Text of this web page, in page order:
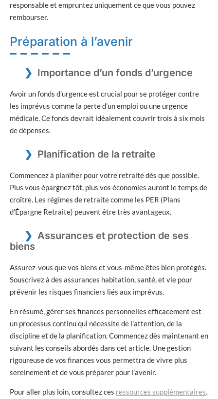
responsable et empruntez uniquement ce que vous pouvez
rembourser.
Préparation à l’avenir
Importance d’un fonds d’urgence
Avoir un fonds d’urgence est crucial pour se protéger contre
les imprévus comme la perte d’un emploi ou une urgence
médicale. Ce fonds devrait idéalement couvrir trois à six mois
de dépenses.
Planification de la retraite
Commencez à planifier pour votre retraite dès que possible.
Plus vous épargnez tôt, plus vos économies auront le temps de
croître. Les régimes de retraite comme les PER (Plans
d’Épargne Retraite) peuvent être très avantageux.
Assurances et protection de ses
biens
Assurez-vous que vos biens et vous-même êtes bien protégés.
Souscrivez à des assurances habitation, santé, et vie pour
prévenir les risques financiers liés aux imprévus.
En résumé, gérer ses finances personnelles efficacement est
un processus continu qui nécessite de l’attention, de la
discipline et de la planification. Commencez dès maintenant en
suivant les conseils abordés dans cet article. Une gestion
rigoureuse de vos finances vous permettra de vivre plus
sereinement et de vous préparer pour l’avenir.
Pour aller plus loin, consultez ces ressources supplémentaires.